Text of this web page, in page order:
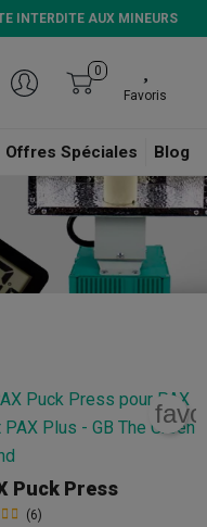
INTERDITE AUX MINEURS
0
Favoris
Offres Spéciales Blog
Puck Press
(6)